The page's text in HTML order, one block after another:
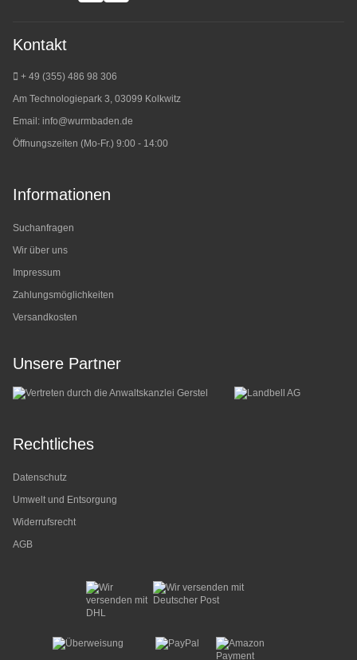
Kontakt
+ 49 (355) 486 98 306
Am Technologiepark 3, 03099 Kolkwitz
Email: info@wurmbaden.de
Öffnungszeiten (Mo-Fr.) 9:00 - 14:00
Informationen
Suchanfragen
Wir über uns
Impressum
Zahlungsmöglichkeiten
Versandkosten
Unsere Partner
Rechtliches
Datenschutz
Umwelt und Entsorgung
Widerrufsrecht
AGB